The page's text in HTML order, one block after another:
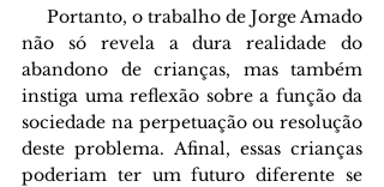
não só revela a dura realidade do
abandono de crianças, mas também
instiga uma reflexão sobre a função da
sociedade na perpetuação ou resolução
deste problema. Afinal, essas crianças
poderiam ter um futuro diferente se